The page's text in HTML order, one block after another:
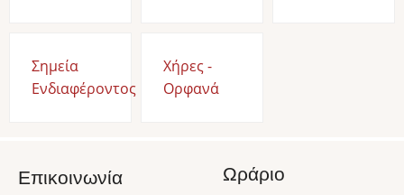
Σημεία
Ενδιαφέροντος
Χήρες -
Ορφανά
Επικοινωνία
Ωράριο